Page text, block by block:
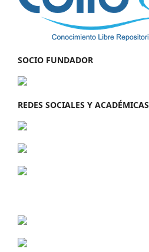
SOCIO FUNDADOR
REDES SOCIALES Y ACADÉMICAS